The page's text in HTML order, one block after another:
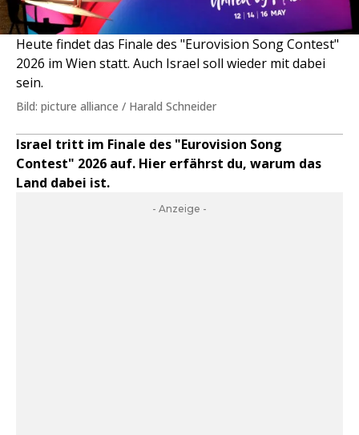
Heute findet das Finale des "Eurovision Song Contest"
2026 im Wien statt. Auch Israel soll wieder mit dabei
sein.
Bild: picture alliance / Harald Schneider
Israel tritt im Finale des "Eurovision Song
Contest" 2026 auf. Hier erfährst du, warum das
Land dabei ist.
- Anzeige -